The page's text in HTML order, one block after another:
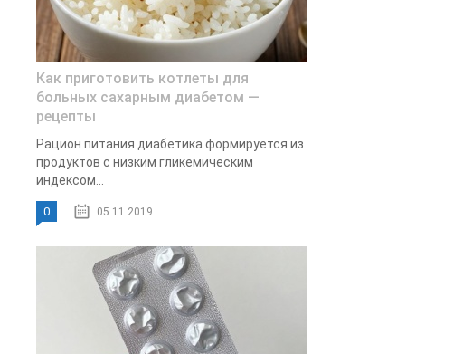
Как приготовить котлеты для
больных сахарным диабетом —
рецепты
Рацион питания диабетика формируется из
продуктов с низким гликемическим
индексом...
0 05.11.2019